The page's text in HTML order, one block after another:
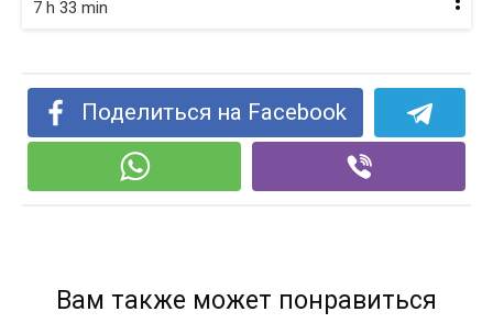
7 h 33 min
Поделиться на Facebook
Вам также может понравиться